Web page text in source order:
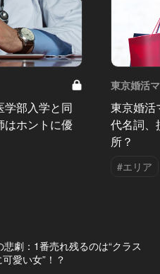
学部入学と同
はホントに優
東京婚活
東京婚活
代名詞、
所？
#エリア
悲劇：1番売れ残るのは“クラス
愛い女”！？